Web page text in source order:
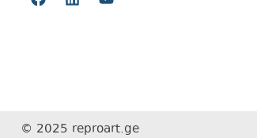
© 2025 reproart.ge